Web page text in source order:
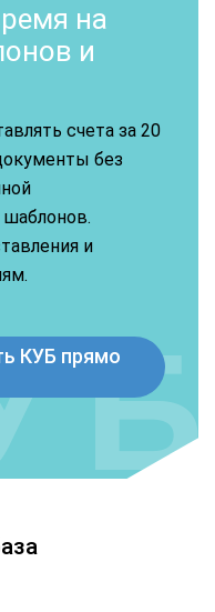
на
и
счета за 20
без
шаблонов.
и
КУБ прямо